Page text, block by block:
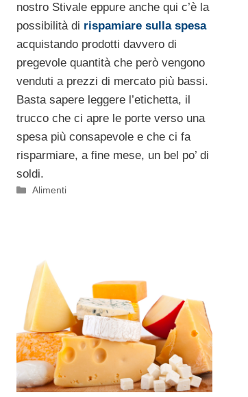
nostro Stivale eppure anche qui c’è la
possibilità di rispamiare sulla spesa
acquistando prodotti davvero di
pregevole quantità che però vengono
venduti a prezzi di mercato più bassi.
Basta sapere leggere l’etichetta, il
trucco che ci apre le porte verso una
spesa più consapevole e che ci fa
risparmiare, a fine mese, un bel po’ di
soldi.
Categorie
Alimenti